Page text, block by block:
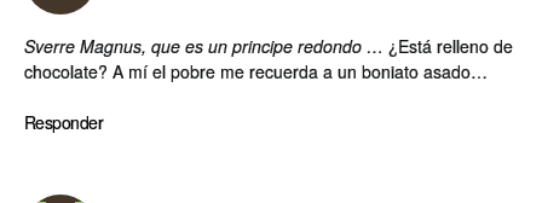
Sverre Magnus, que es un principe redondo … ¿Está relleno de
chocolate? A mí el pobre me recuerda a un boniato asado…
Responder